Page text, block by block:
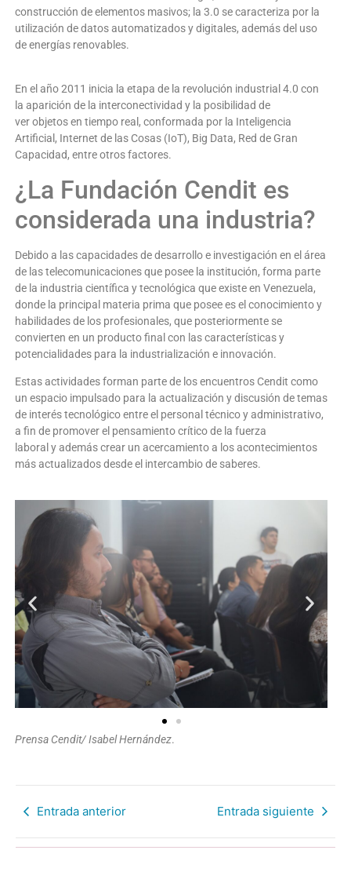
construcción de elementos masivos; la 3.0 se caracteriza por la
utilización de datos automatizados y digitales, además del uso
de energías renovables.
En el año 2011 inicia la etapa de la revolución industrial 4.0 con
la aparición de la interconectividad y la posibilidad de
ver objetos en tiempo real, conformada por la Inteligencia
Artificial, Internet de las Cosas (IoT), Big Data, Red de Gran
Capacidad, entre otros factores.
¿La Fundación Cendit es
considerada una industria?
Debido a las capacidades de desarrollo e investigación en el área
de las telecomunicaciones que posee la institución, forma parte
de la industria científica y tecnológica que existe en Venezuela,
donde la principal materia prima que posee es el conocimiento y
habilidades de los profesionales, que posteriormente se
convierten en un producto final con las características y
potencialidades para la industrialización e innovación.
Estas actividades forman parte de los encuentros Cendit como
un espacio impulsado para la actualización y discusión de temas
de interés tecnológico entre el personal técnico y administrativo,
a fin de promover el pensamiento crítico de la fuerza
laboral y además crear un acercamiento a los acontecimientos
más actualizados desde el intercambio de saberes.
Prensa Cendit/ Isabel Hernández.
Entrada anterior Entrada siguiente